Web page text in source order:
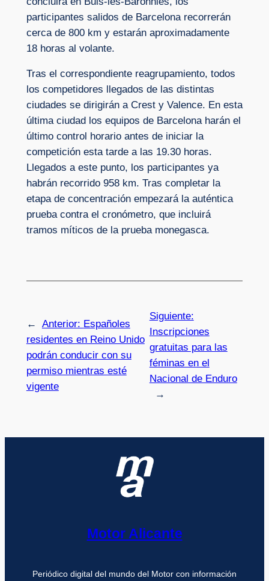
participantes salidos de Barcelona recorrerán
cerca de 800 km y estarán aproximadamente
18 horas al volante.
Tras el correspondiente reagrupamiento, todos
los competidores llegados de las distintas
ciudades se dirigirán a Crest y Valence. En esta
última ciudad los equipos de Barcelona harán el
último control horario antes de iniciar la
competición esta tarde a las 19.30 horas.
Llegados a este punto, los participantes ya
habrán recorrido 958 km. Tras completar la
etapa de concentración empezará la auténtica
prueba contra el cronómetro, que incluirá
tramos míticos de la prueba monegasca.
← Anterior: Españoles
residentes en Reino Unido
podrán conducir con su
permiso mientras esté
vigente
Siguiente:
Inscripciones
gratuitas para las
féminas en el
Nacional de Enduro
→
Motor Alicante
Periódico digital del mundo del Motor con información